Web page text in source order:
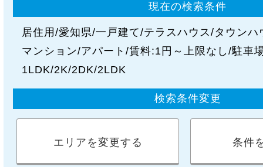
現在の検索条件
居住用 愛知県 一戸建て テラスハウス タウンハ
マンション アパート 賃料:1円～上限なし 駐車
1LDK 2K 2DK 2LDK
検索条件変更
エリアを変更する 条件